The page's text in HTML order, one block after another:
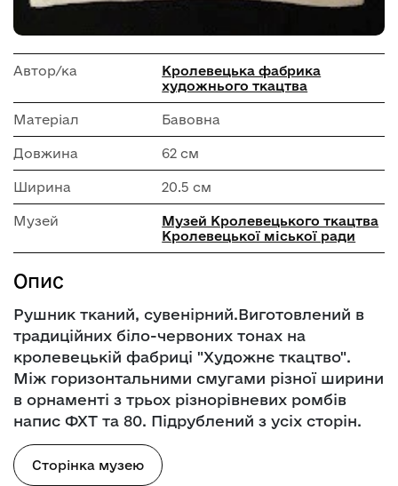
Автор/ка
Кролевецька фабрика
художнього ткацтва
Матеріал Бавовна
Довжина 62 см
Ширина 20.5 см
Музей
Музей Кролевецького ткацтва
Кролевецької міської ради
Опис
Рушник тканий, сувенірний.Виготовлений в
традиційних біло-червоних тонах на
кролевецькій фабриці "Художнє ткацтво".
Між горизонтальними смугами різної ширини
в орнаменті з трьох різнорівневих ромбів
напис ФХТ та 80. Підрублений з усіх сторін.
Сторінка музею